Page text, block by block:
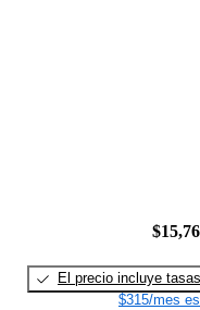
El precio incluye tasas
$315/mes